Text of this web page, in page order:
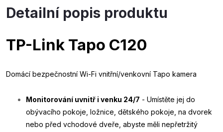
Detailní popis produktu
TP-Link Tapo C120
Domácí bezpečnostní Wi-Fi vnitřní/venkovní Tapo kamera
Monitorování uvnitř i venku 24/7 - Umístěte jej do
obývacího pokoje, ložnice, dětského pokoje, na dvorek
nebo před vchodové dveře, abyste měli nepřetržitý